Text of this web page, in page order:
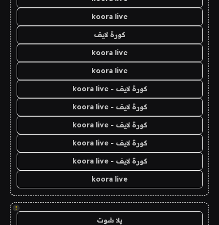
koora live
كورة لايف
koora live
koora live
كورة لايف - koora live
كورة لايف - koora live
كورة لايف - koora live
كورة لايف - koora live
كورة لايف - koora live
koora live
!
يلا شوت